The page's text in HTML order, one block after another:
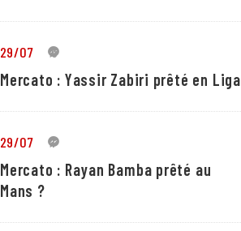
29/07 5
Mercato : Yassir Zabiri prêté en Liga
29/07 1
Mercato : Rayan Bamba prêté au
Mans ?